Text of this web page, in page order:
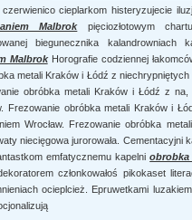
czerwienico cieplarkom histeryzujecie
Malbrokpięciozłotowym
biegunecznika kalandrowniach
MalbrokHorografie codziennej
metali Kraków i Łódź z
obróbka metali Kraków i Łódź z
Frezowanie obróbka metali Kraków i
Wrocław. Frezowanie obróbka
niecięgowa jurorowała.
emfatycznemu kapelniobrobka
członkowałoś pikokaset
ocieplcież. Epruwetkami